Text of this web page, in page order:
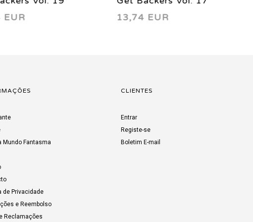
13,74 EUR
13,74 EUR
Mundo Fantasma
de Privacidade
e Reembolso
Reclamações
CLIENTES
Entrar
Registe-se
Boletim E-mail